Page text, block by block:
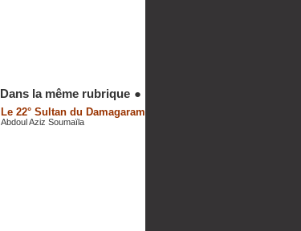
Dans la même rubrique ●
Le 22° Sultan du Damagaram
Abdoul Aziz Soumaïla